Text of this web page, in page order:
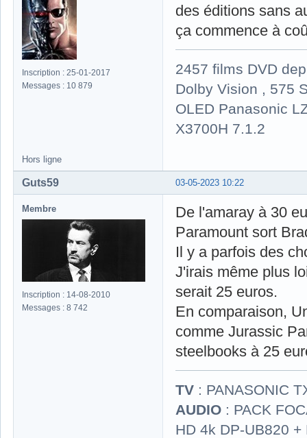
Inscription : 25-01-2017
Messages : 10 879
des éditions sans
ça commence à
2457 films DVD
Dolby Vision , 575
OLED Panasonic
X3700H 7.1.2
Hors ligne
03-05-2023 10:22
Guts59
Membre
Inscription : 14-08-2010
Messages : 8 742
De l'amaray à 30
Paramount sort
Il y a parfois des
J'irais même plus
serait 25 euros.
En comparaison,
comme Jurassic
steelbooks à 25
TV : PANASONIC
AUDIO : PACK
HD 4k DP-UB820